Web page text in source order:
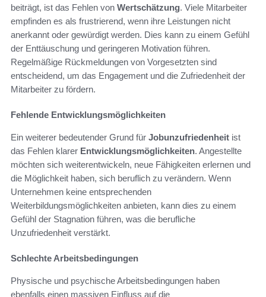
beiträgt, ist das Fehlen von Wertschätzung. Viele Mitarbeiter
empfinden es als frustrierend, wenn ihre Leistungen nicht
anerkannt oder gewürdigt werden. Dies kann zu einem Gefühl
der Enttäuschung und geringeren Motivation führen.
Regelmäßige Rückmeldungen von Vorgesetzten sind
entscheidend, um das Engagement und die Zufriedenheit der
Mitarbeiter zu fördern.
Fehlende Entwicklungsmöglichkeiten
Ein weiterer bedeutender Grund für Jobunzufriedenheit ist
das Fehlen klarer Entwicklungsmöglichkeiten. Angestellte
möchten sich weiterentwickeln, neue Fähigkeiten erlernen und
die Möglichkeit haben, sich beruflich zu verändern. Wenn
Unternehmen keine entsprechenden
Weiterbildungsmöglichkeiten anbieten, kann dies zu einem
Gefühl der Stagnation führen, was die berufliche
Unzufriedenheit verstärkt.
Schlechte Arbeitsbedingungen
Physische und psychische Arbeitsbedingungen haben
ebenfalls einen massiven Einfluss auf die